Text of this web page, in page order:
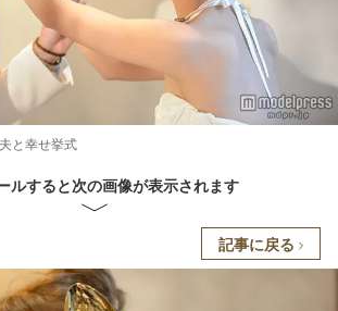
と幸せ挙式
ルすると次の画像が表示されます
記事に戻る